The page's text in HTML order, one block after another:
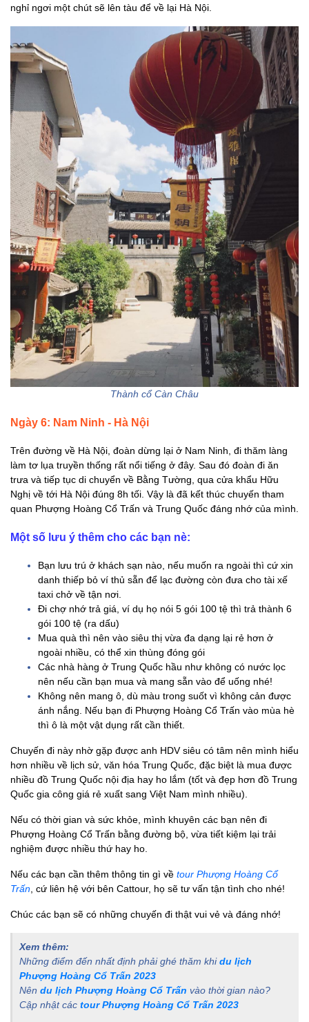
nghỉ ngơi một chút sẽ lên tàu để về lại Hà Nội.
Thành cổ Càn Châu
Ngày 6: Nam Ninh - Hà Nội
Trên đường về Hà Nội, đoàn dừng lại ở Nam Ninh, đi thăm làng
làm tơ lụa truyền thống rất nổi tiếng ở đây. Sau đó đoàn đi ăn
trưa và tiếp tục di chuyển về Bằng Tường, qua cửa khẩu Hữu
Nghị về tới Hà Nội đúng 8h tối. Vậy là đã kết thúc chuyến tham
quan Phượng Hoàng Cổ Trấn và Trung Quốc đáng nhớ của mình.
Một số lưu ý thêm cho các bạn nè:
Bạn lưu trú ở khách sạn nào, nếu muốn ra ngoài thì cứ xin
danh thiếp bỏ ví thủ sẵn để lạc đường còn đưa cho tài xế
taxi chở về tận nơi.
Đi chợ nhớ trả giá, ví dụ họ nói 5 gói 100 tệ thì trả thành 6
gói 100 tệ (ra dấu)
Mua quà thì nên vào siêu thị vừa đa dạng lại rẻ hơn ở
ngoài nhiều, có thể xin thùng đóng gói
Các nhà hàng ở Trung Quốc hầu như không có nước lọc
nên nếu cần bạn mua và mang sẵn vào để uống nhé!
Không nên mang ô, dù màu trong suốt vì không cản được
ánh nắng. Nếu bạn đi Phượng Hoàng Cổ Trấn vào mùa hè
thì ô là một vật dụng rất cần thiết.
Chuyến đi này nhờ gặp được anh HDV siêu có tâm nên mình hiểu
hơn nhiều về lịch sử, văn hóa Trung Quốc, đặc biệt là mua được
nhiều đồ Trung Quốc nội địa hay ho lắm (tốt và đẹp hơn đồ Trung
Quốc gia công giá rẻ xuất sang Việt Nam mình nhiều).
Nếu có thời gian và sức khỏe, mình khuyên các bạn nên đi
Phượng Hoàng Cổ Trấn bằng đường bộ, vừa tiết kiệm lại trải
nghiệm được nhiều thứ hay ho.
Nếu các bạn cần thêm thông tin gì về tour Phượng Hoàng Cổ
Trấn , cứ liên hệ với bên Cattour, họ sẽ tư vấn tận tình cho nhé!
Chúc các bạn sẽ có những chuyến đi thật vui vẻ và đáng nhớ!
Xem thêm:
Những điểm đến nhất định phải ghé thăm khidu lịch
Phượng Hoàng Cổ Trấn 2023
Nên du lịch Phượng Hoàng Cổ Trấn vào thời gian nào?
Cập nhật các tour Phượng Hoàng Cổ Trấn 2023